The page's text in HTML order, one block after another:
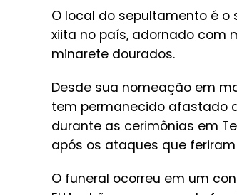
O local do sepultamento é o
xiita no país, adornado com
minarete dourados.
Desde sua nomeação em
tem permanecido afastado
durante as cerimônias em
após os ataques que
O funeral ocorreu em um